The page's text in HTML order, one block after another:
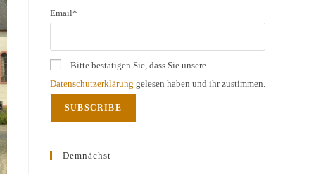
Email*
Bitte bestätigen Sie, dass Sie unsere
Datenschutzerklärung gelesen haben und ihr zustimmen.
Demnächst